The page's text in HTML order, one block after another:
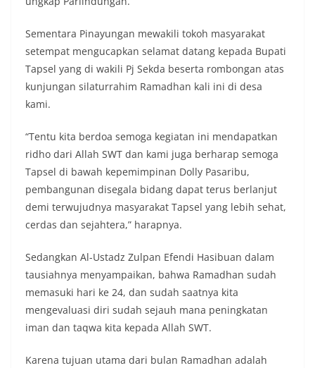
Sementara Pinayungan mewakili tokoh masyarakat
setempat mengucapkan selamat datang kepada Bupati
Tapsel yang di wakili Pj Sekda beserta rombongan atas
kunjungan silaturrahim Ramadhan kali ini di desa
kami.
“Tentu kita berdoa semoga kegiatan ini mendapatkan
ridho dari Allah SWT dan kami juga berharap semoga
Tapsel di bawah kepemimpinan Dolly Pasaribu,
pembangunan disegala bidang dapat terus berlanjut
demi terwujudnya masyarakat Tapsel yang lebih sehat,
cerdas dan sejahtera,” harapnya.
Sedangkan Al-Ustadz Zulpan Efendi Hasibuan dalam
tausiahnya menyampaikan, bahwa Ramadhan sudah
memasuki hari ke 24, dan sudah saatnya kita
mengevaluasi diri sudah sejauh mana peningkatan
iman dan taqwa kita kepada Allah SWT.
Karena tujuan utama dari bulan Ramadhan adalah